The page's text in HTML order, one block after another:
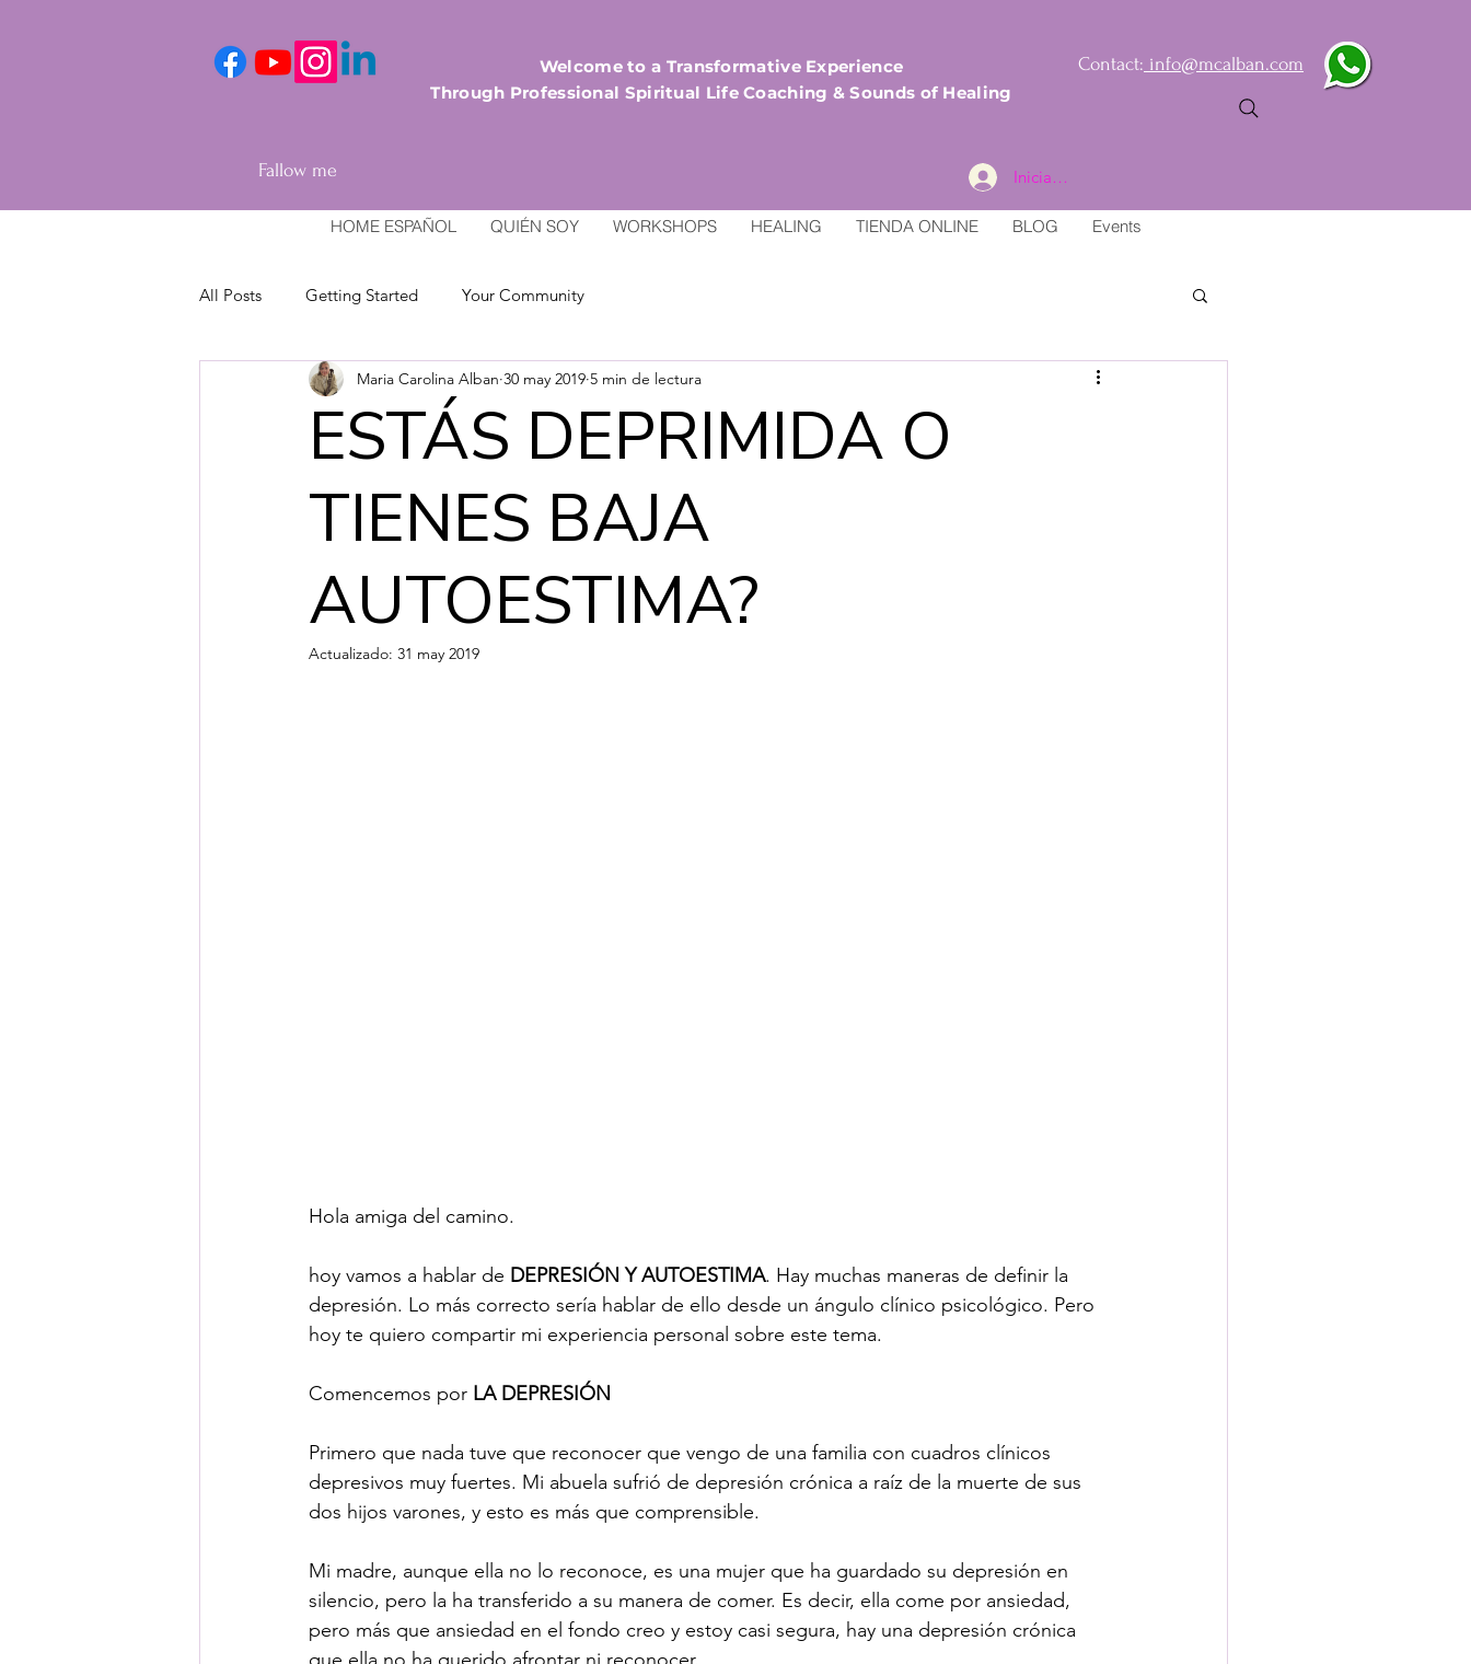
Welcome to a Transformative Experience
Through Professional Spiritual Life Coaching & Sounds of Healing
Contact: info@mcalban.com
Fallow me Iniciar sesión
HOME ESPAÑOL QUIÉN SOY WORKSHOPS HEALING TIENDA ONLINE BLOG Events
All Posts Getting Started Your Community
ESTÁS DEPRIMIDA O
TIENES BAJA
AUTOESTIMA?
Maria Carolina Alban 30 may 2019 5 min de lectura
Actualizado: 31 may 2019
Hola amiga del camino.
hoy vamos a hablar de DEPRESIÓN Y AUTOESTIMA. Hay muchas maneras de definir la
depresión. Lo más correcto sería hablar de ello desde un ángulo clínico psicológico. Pero
hoy te quiero compartir mi experiencia personal sobre este tema.
Comencemos por LA DEPRESIÓN
Primero que nada tuve que reconocer que vengo de una familia con cuadros clínicos
depresivos muy fuertes. Mi abuela sufrió de depresión crónica a raíz de la muerte de sus
dos hijos varones, y esto es más que comprensible.
Mi madre, aunque ella no lo reconoce, es una mujer que ha guardado su depresión en
silencio, pero la ha transferido a su manera de comer. Es decir, ella come por ansiedad,
pero más que ansiedad en el fondo creo y estoy casi segura, hay una depresión crónica
que ella no ha querido afrontar ni reconocer.